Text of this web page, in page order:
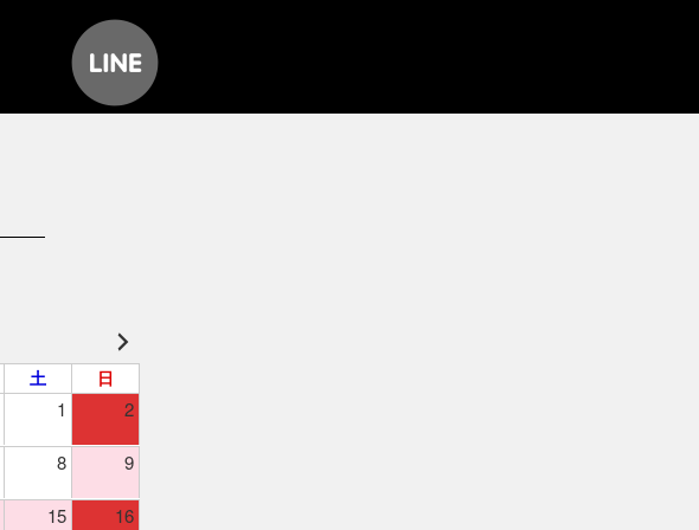
土 日
1 2
8 9
15 16